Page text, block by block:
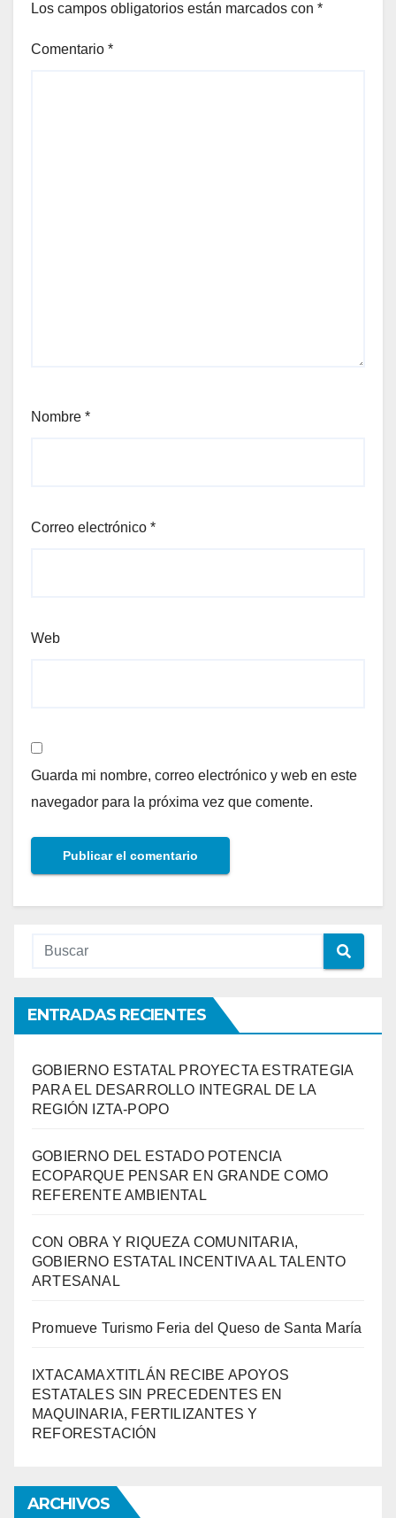
Los campos obligatorios están marcados con *
Comentario *
Nombre *
Correo electrónico *
Web
Guarda mi nombre, correo electrónico y web en este
navegador para la próxima vez que comente.
ENTRADAS RECIENTES
GOBIERNO ESTATAL PROYECTA ESTRATEGIA
PARA EL DESARROLLO INTEGRAL DE LA
REGIÓN IZTA-POPO
GOBIERNO DEL ESTADO POTENCIA
ECOPARQUE PENSAR EN GRANDE COMO
REFERENTE AMBIENTAL
CON OBRA Y RIQUEZA COMUNITARIA,
GOBIERNO ESTATAL INCENTIVA AL TALENTO
ARTESANAL
Promueve Turismo Feria del Queso de Santa María
IXTACAMAXTITLÁN RECIBE APOYOS
ESTATALES SIN PRECEDENTES EN
MAQUINARIA, FERTILIZANTES Y
REFORESTACIÓN
ARCHIVOS